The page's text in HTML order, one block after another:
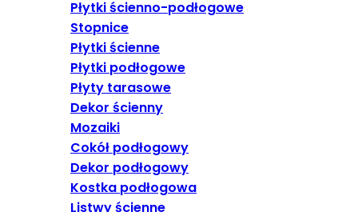
Płytki ścienno-podłogowe
Stopnice
Płytki ścienne
Płytki podłogowe
Płyty tarasowe
Dekor ścienny
Mozaiki
Cokół podłogowy
Dekor podłogowy
Kostka podłogowa
Listwy ścienne